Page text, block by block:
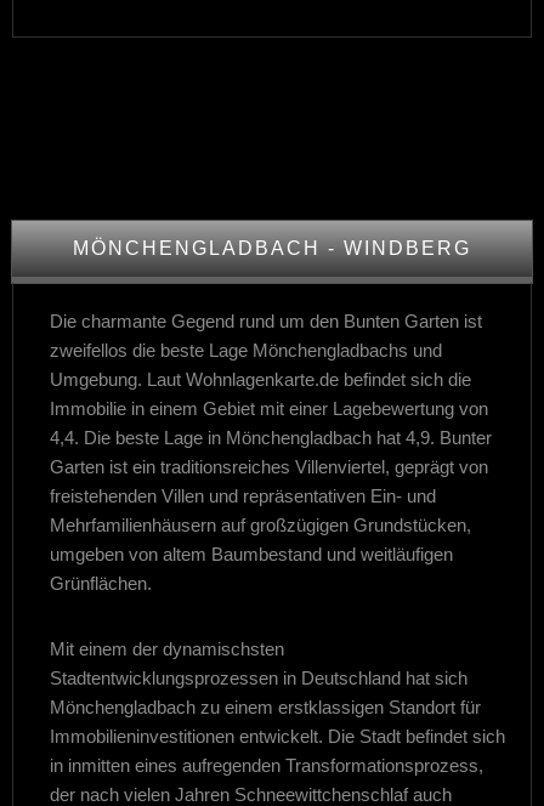
MÖNCHENGLADBACH - WINDBERG
Die charmante Gegend rund um den Bunten Garten ist
zweifellos die beste Lage Mönchengladbachs und
Umgebung. Laut Wohnlagenkarte.de befindet sich die
Immobilie in einem Gebiet mit einer Lagebewertung von
4,4. Die beste Lage in Mönchengladbach hat 4,9. Bunter
Garten ist ein traditionsreiches Villenviertel, geprägt von
freistehenden Villen und repräsentativen Ein- und
Mehrfamilienhäusern auf großzügigen Grundstücken,
umgeben von altem Baumbestand und weitläufigen
Grünflächen.
Mit einem der dynamischsten
Stadtentwicklungsprozessen in Deutschland hat sich
Mönchengladbach zu einem erstklassigen Standort für
Immobilieninvestitionen entwickelt. Die Stadt befindet sich
in inmitten eines aufregenden Transformationsprozess,
der nach vielen Jahren Schneewittchenschlaf auch